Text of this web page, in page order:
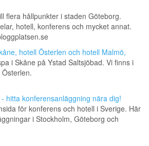
flera hållpunkter i staden Göteborg.
hotell, konferens och mycket annat.
hotell Österlen och hotell Malmö,
i Skåne på Ystad Saltsjöbad. Vi finns i
hitta konferensanläggning nära dig!
för konferens och hotell i Sverige. Här
i Stockholm, Göteborg och